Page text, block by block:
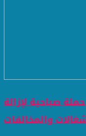
صباحية لإزالة
والمخالفات